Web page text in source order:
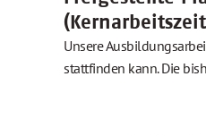
Unsere
stattfinden kann. Die